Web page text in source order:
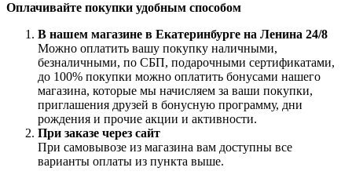
Оплачивайте покупки удобным способом
В нашем магазине в Екатеринбурге на Ленина 24/8
Можно оплатить вашу покупку наличными,
безналичными, по СБП, подарочными сертификатами,
до 100% покупки можно оплатить бонусами нашего
магазина, которые мы начисляем за ваши покупки,
приглашения друзей в бонусную программу, дни
рождения и прочие акции и активности.
При заказе через сайт
При самовывозе из магазина вам доступны все
варианты оплаты из пункта выше.